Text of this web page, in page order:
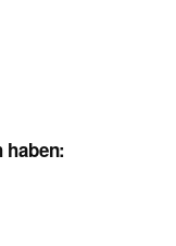
haben: